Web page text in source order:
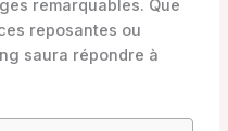
remarquables. Que
reposantes ou
saura répondre à